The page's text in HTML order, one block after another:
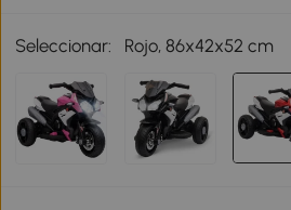
Seleccionar: Rojo, 86x42x52 cm